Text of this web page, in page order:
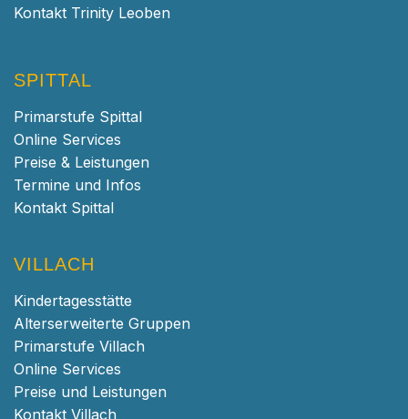
Kontakt Trinity Leoben
SPITTAL
Primarstufe Spittal
Online Services
Preise & Leistungen
Termine und Infos
Kontakt Spittal
VILLACH
Kindertagesstätte
Alterserweiterte Gruppen
Primarstufe Villach
Online Services
Preise und Leistungen
Kontakt Villach